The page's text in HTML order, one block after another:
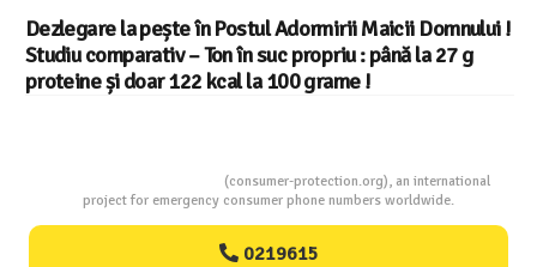
Dezlegare la pește în Postul Adormirii Maicii Domnului !
Studiu comparativ – Ton în suc propriu : până la 27 g
proteine și doar 122 kcal la 100 grame !
(consumer-protection.org), an international
project for emergency consumer phone numbers worldwide.
0219615